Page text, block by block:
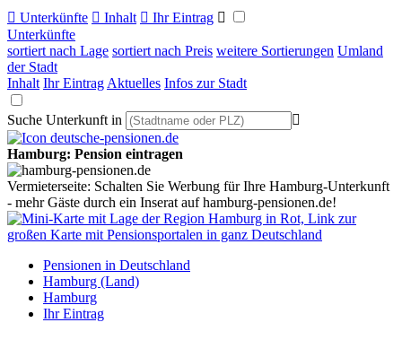
 Unterkünfte  Inhalt  Ihr Eintrag 
Unterkünfte
sortiert nach Lage sortiert nach Preis weitere Sortierungen Umland
der Stadt
Inhalt Ihr Eintrag Aktuelles Infos zur Stadt
Suche Unterkunft in 
Hamburg: Pension eintragen
Vermieterseite: Schalten Sie Werbung für Ihre Hamburg-Unterkunft
- mehr Gäste durch ein Inserat auf hamburg-pensionen.de!
Pensionen in Deutschland
Hamburg (Land)
Hamburg
Ihr Eintrag